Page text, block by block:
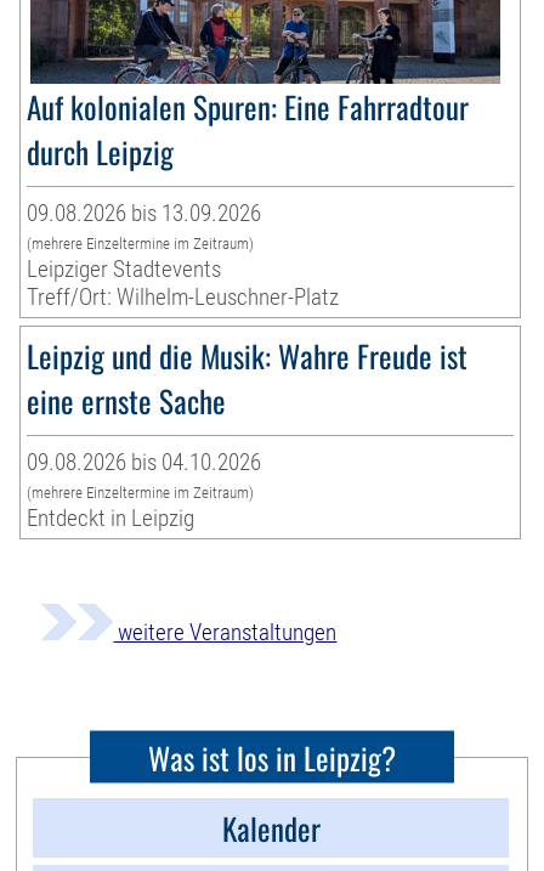
Auf kolonialen Spuren: Eine Fahrradtour
durch Leipzig
09.08.2026 bis 13.09.2026
(mehrere Einzeltermine im Zeitraum)
Leipziger Stadtevents
Treff/Ort: Wilhelm-Leuschner-Platz
Leipzig und die Musik: Wahre Freude ist
eine ernste Sache
09.08.2026 bis 04.10.2026
(mehrere Einzeltermine im Zeitraum)
Entdeckt in Leipzig
weitere Veranstaltungen
Was ist los in Leipzig?
Kalender